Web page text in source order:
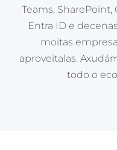
Teams,
Entra ID e
moitas
aproveitalas.
todo o